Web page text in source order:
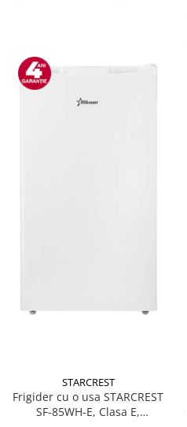
Iluminat & electrice
Prelungitoare
Sport & Activitati in aer liber
Uscatoare de par
Obiecte sanitare
STARCREST
Frigider cu o usa STARCREST
SF-85WH-E, Clasa E,